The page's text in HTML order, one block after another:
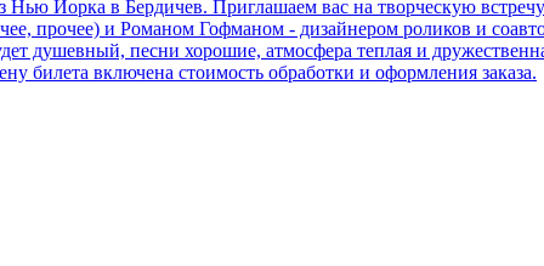
Нью Йорка в Бердичев. Приглашаем вас на творческую
прочее) и Романом Гофманом - дизайнером роликов и
душевный, песни хорошие, атмосфера теплая и
билета включена стоимость обработки и оформления заказа.